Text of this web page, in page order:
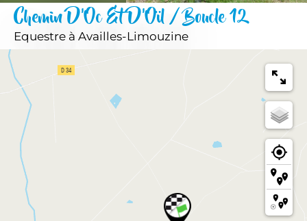
Chemin D'Oc Et D'Oïl / Boucle 12
Equestre à Availles-Limouzine